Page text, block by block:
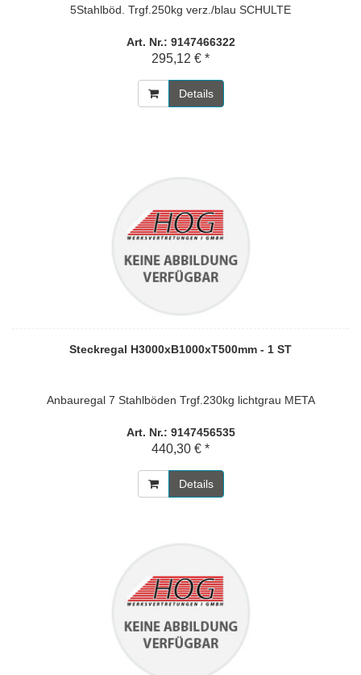
5Stahlböd. Trgf.250kg verz./blau SCHULTE
Art. Nr.: 9147466322
295,12 € *
Details
Steckregal H3000xB1000xT500mm - 1 ST
Anbauregal 7 Stahlböden Trgf.230kg lichtgrau META
Art. Nr.: 9147456535
440,30 € *
Details